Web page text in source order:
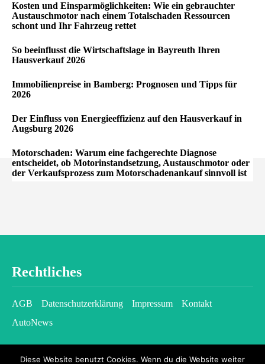
Kosten und Einsparmöglichkeiten: Wie ein gebrauchter
Austauschmotor nach einem Totalschaden Ressourcen
schont und Ihr Fahrzeug rettet
So beeinflusst die Wirtschaftslage in Bayreuth Ihren
Hausverkauf 2026
Immobilienpreise in Bamberg: Prognosen und Tipps für
2026
Der Einfluss von Energieeffizienz auf den Hausverkauf in
Augsburg 2026
Motorschaden: Warum eine fachgerechte Diagnose
entscheidet, ob Motorinstandsetzung, Austauschmotor oder
der Verkaufsprozess zum Motorschadenankauf sinnvoll ist
Rechtliches
AGB Datenschutzerklärung Impressum
Kontakt
AutoNews
Diese Website benutzt Cookies. Wenn du die Website weiter